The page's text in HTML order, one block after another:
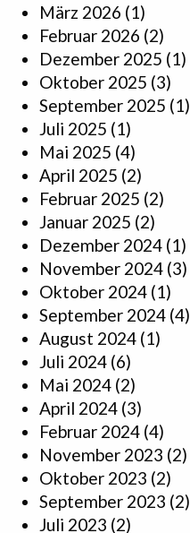
März 2026 (1)
Februar 2026 (2)
Dezember 2025 (1)
Oktober 2025 (3)
September 2025 (1)
Juli 2025 (1)
Mai 2025 (4)
April 2025 (2)
Februar 2025 (2)
Januar 2025 (2)
Dezember 2024 (1)
November 2024 (3)
Oktober 2024 (1)
September 2024 (4)
August 2024 (1)
Juli 2024 (6)
Mai 2024 (2)
April 2024 (3)
Februar 2024 (4)
November 2023 (2)
Oktober 2023 (2)
September 2023 (2)
Juli 2023 (2)